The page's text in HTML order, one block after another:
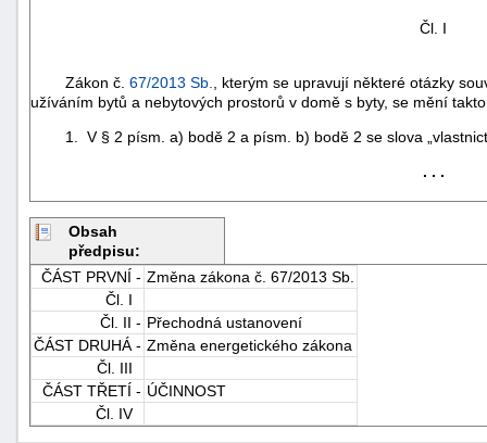
Čl. I
Zákon č. 67/2013 Sb.
, kterým se upravují některé otázky
užíváním bytů a nebytových prostorů v domě s byty, se mění
1. V § 2 písm. a) bodě 2 a písm. b) bodě 2 se slova
. . .
Obsah
předpisu:
ČÁST PRVNÍ - Změna zákona č. 67/2013 Sb.
Čl. I
Čl. II - Přechodná ustanovení
ČÁST DRUHÁ - Změna energetického zákona
Čl. III
ČÁST TŘETÍ - ÚČINNOST
Čl. IV